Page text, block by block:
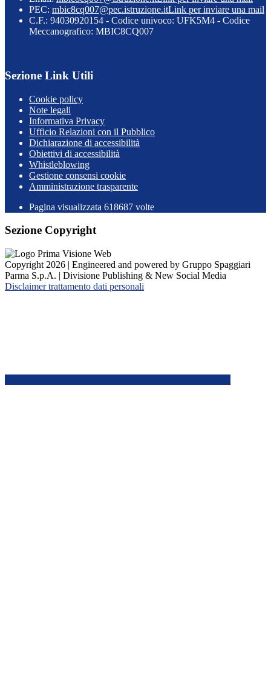
PEC: mbic8cq007@pec.istruzione.itLink per inviare una mail
C.F.: 94030920154 - Codice univoco: UFK5M4 - Codice
Meccanografico: MBIC8CQ007
Sezione Link Utili
Cookie policy
Note legali
Informativa Privacy
Ufficio Relazioni con il Pubblico
Dichiarazione di accessibilità
Obiettivi di accessibilità
Whistleblowing
Gestione consensi cookie
Amministrazione trasparente
Pagina visualizzata 618687 volte
Sezione Copyright
Copyright 2026 | Engineered and powered by Gruppo Spaggiari
Parma S.p.A. | Divisione Publishing & New Social Media
Disclaimer trattamento dati personali